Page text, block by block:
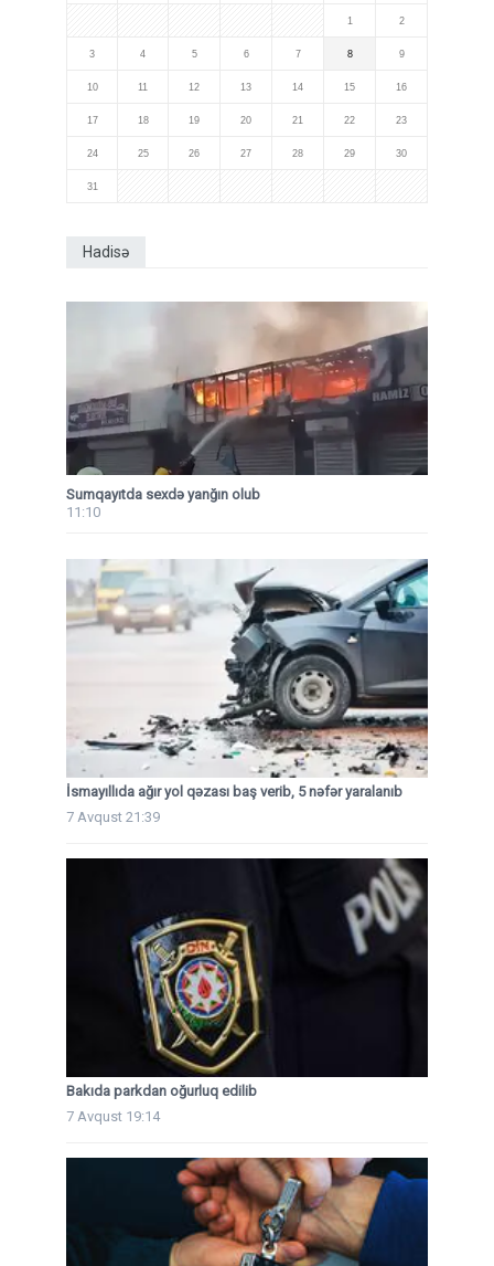
1 2
3 4 5 6 7 8 9
10 11 12 13 14 15 16
17 18 19 20 21 22 23
24 25 26 27 28 29 30
31
Hadisə
Sumqayıtda sexdə yanğın olub
11:10
İsmayıllıda ağır yol qəzası baş verib, 5 nəfər yaralanıb
7 Avqust 21:39
Bakıda parkdan oğurluq edilib
7 Avqust 19:14